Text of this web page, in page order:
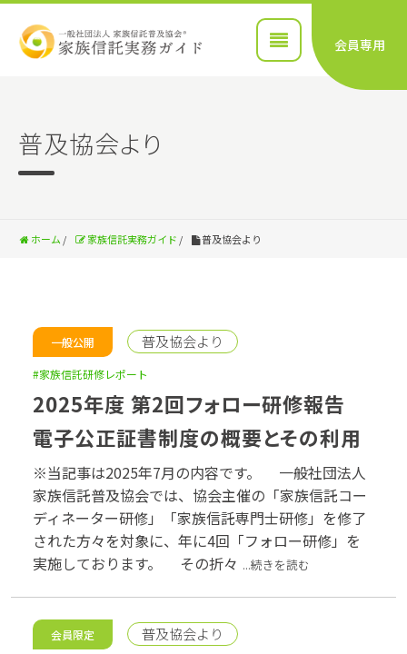
会員専用
普及協会より
ホーム / 家族信託実務ガイド / 普及協会より
一般公開 普及協会より
#家族信託研修レポート
2025年度 第2回フォロー研修報告
電子公正証書制度の概要とその利用
※当記事は2025年7月の内容です。 一般社団法人
家族信託普及協会では、協会主催の「家族信託コー
ディネーター研修」「家族信託専門士研修」を修了
された方々を対象に、年に4回「フォロー研修」を
実施しております。 その折々 ...続きを読む
会員限定 普及協会より